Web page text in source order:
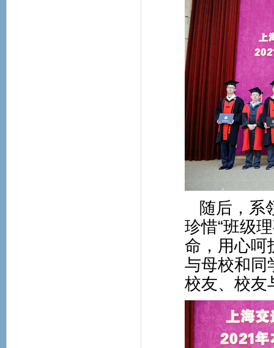
随后，系
珍惜“班级
命，用心呵
与母校和同
校友、校友